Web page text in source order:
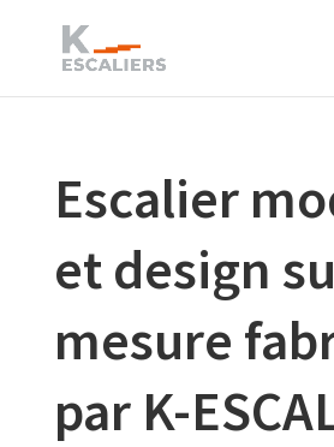
Escalier
et design
mesure
par K-